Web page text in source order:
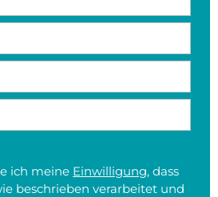
ich meine Einwilligung, dass
beschrieben verarbeitet und